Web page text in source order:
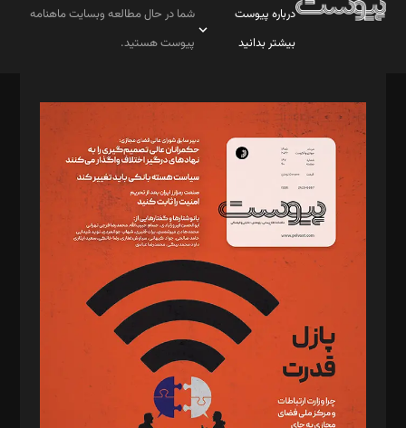
درباره پیوست
بیشتر بدانید
شما در حال مطالعه وبسایت ماهنامه
پیوست هستید.
مدیر مسئول: محمدباقر اثنی‌عشری
سردبیر: مهرک محمودی
دبیر تحریریه: میثم قاسمی
د‌بیر ناداستان: سمانه سمیع
د‌بیر خدمت و تجارت: ابوالفضل رجبی
د‌بیر حقوق فناوری: حسام‌الدین ایپکچی
د‌بیر پیوست جهان: مینا پاکدل
د‌بیر تحریریه آنلاین: بابک نقاش
تحریریه‌: مجتبی محمود‌ی، آرش برهمند، یسنا امان‌پور، سروش کرمیان،
مصطفی مسجدی آرانی، ابوالفضل رجبی، زهرا فکرانه، فائزه فتحی
رستمی،مصطفی باستان
ویرایش: نگار استاد‌‌آقا
طراح یونیفرم: مجید توکلی